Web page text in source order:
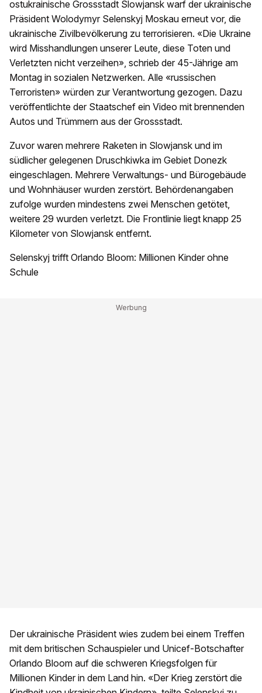
ostukrainische Grossstadt Slowjansk warf der ukrainische
Präsident Wolodymyr Selenskyj Moskau erneut vor, die
ukrainische Zivilbevölkerung zu terrorisieren. «Die Ukraine
wird Misshandlungen unserer Leute, diese Toten und
Verletzten nicht verzeihen», schrieb der 45-Jährige am
Montag in sozialen Netzwerken. Alle «russischen
Terroristen» würden zur Verantwortung gezogen. Dazu
veröffentlichte der Staatschef ein Video mit brennenden
Autos und Trümmern aus der Grossstadt.
Zuvor waren mehrere Raketen in Slowjansk und im
südlicher gelegenen Druschkiwka im Gebiet Donezk
eingeschlagen. Mehrere Verwaltungs- und Bürogebäude
und Wohnhäuser wurden zerstört. Behördenangaben
zufolge wurden mindestens zwei Menschen getötet,
weitere 29 wurden verletzt. Die Frontlinie liegt knapp 25
Kilometer von Slowjansk entfernt.
Selenskyj trifft Orlando Bloom: Millionen Kinder ohne
Schule
Der ukrainische Präsident wies zudem bei einem Treffen
mit dem britischen Schauspieler und Unicef-Botschafter
Orlando Bloom auf die schweren Kriegsfolgen für
Millionen Kinder in dem Land hin. «Der Krieg zerstört die